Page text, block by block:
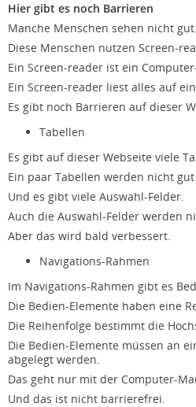
Hier gibt es noch Barrieren
Manche Menschen sehen nicht gut.
Diese Menschen nutzen Screen-
Ein Screen-reader ist ein
Ein Screen-reader liest alles auf
Es gibt noch Barrieren auf dieser
Tabellen
Es gibt auf dieser Webseite viele
Ein paar Tabellen werden nicht
Und es gibt viele Auswahl-Felder.
Auch die Auswahl-Felder werden
Aber das wird bald verbessert.
Navigations-Rahmen
Im Navigations-Rahmen gibt es
Die Bedien-Elemente haben eine
Die Reihenfolge bestimmt die
Die Bedien-Elemente müssen an
abgelegt werden.
Das geht nur mit der Computer-
Und das ist nicht barrierefrei.